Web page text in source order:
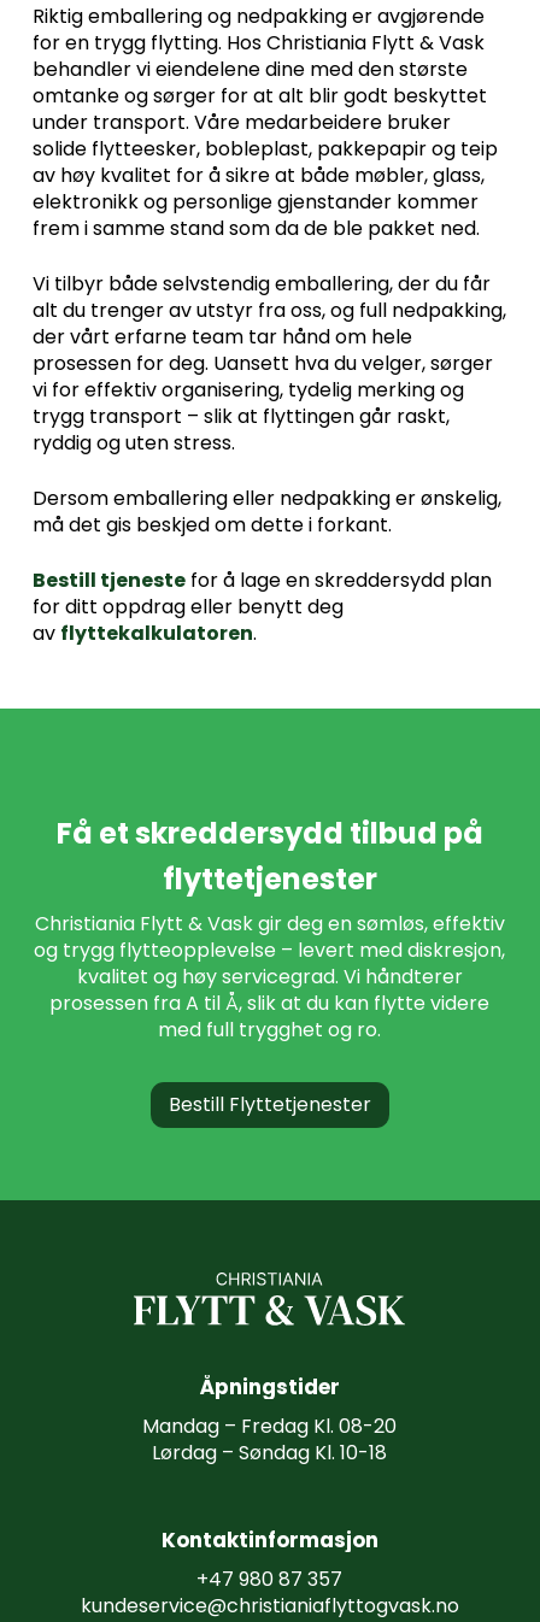
Riktig emballering og nedpakking er avgjørende
for en trygg flytting. Hos Christiania Flytt & Vask
behandler vi eiendelene dine med den største
omtanke og sørger for at alt blir godt beskyttet
under transport. Våre medarbeidere bruker
solide flytteesker, bobleplast, pakkepapir og teip
av høy kvalitet for å sikre at både møbler, glass,
elektronikk og personlige gjenstander kommer
frem i samme stand som da de ble pakket ned.
Vi tilbyr både selvstendig emballering, der du får
alt du trenger av utstyr fra oss, og full nedpakking,
der vårt erfarne team tar hånd om hele
prosessen for deg. Uansett hva du velger, sørger
vi for effektiv organisering, tydelig merking og
trygg transport – slik at flyttingen går raskt,
ryddig og uten stress.
Dersom emballering eller nedpakking er ønskelig,
må det gis beskjed om dette i forkant.
Bestill tjenestefor å lage en skreddersydd plan
for ditt oppdrag eller benytt deg
av flyttekalkulatoren.
Få etskreddersydd tilbud på
flyttetjenester
Christiania Flytt &Vaskgirdegensømløs,effektiv
og trygg flytteopplevelse – levert meddiskresjon,
kvalitet og høyservicegrad. Vi håndterer
prosessen fraA tilÅ,slikat du kan flyttevidere
med full trygghet og ro.
Bestill Flyttetjenester
Åpningstider
Mandag – Fredag Kl. 08-20
Lørdag – Søndag Kl. 10-18
Kontaktinformasjon
+47 980 87 357
kundeservice@christianiaflyttogvask.no